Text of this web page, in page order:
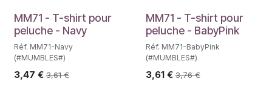
MM71 - T-shirt pour
peluche - Navy
Réf. MM71-Navy
(#MUMBLES#)
3,47 € 3,61€
MM71 - T-shirt pour
peluche - BabyPink
Réf. MM71-BabyPink
(#MUMBLES#)
3,61€ 3,76€